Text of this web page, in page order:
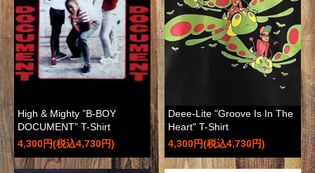
High & Mighty ”B-BOY
DOCUMENT” T-Shirt
4,300円(税込4,730円)
Deee-Lite "Groove Is In The
Heart" T-Shirt
4,300円(税込4,730円)